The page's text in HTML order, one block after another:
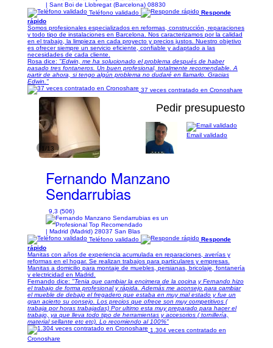
| Sant Boi de Llobregat (Barcelona) 08830
Teléfono validado
Responde
rápido
Somos profesionales especializados en reformas, construcción, reparaciones
y todo tipo de instalaciones en Barcelona. Nos caracterizamos por la calidad
en el trabajo, la limpieza en cada proyecto y precios justos. Nuestro objetivo
es ofrecer siempre un servicio eficiente, confiable y adaptado a las
necesidades de cada cliente.
Rosa dice: "Edwin, me ha solucionado el problema después de haber
pasado tres fontaneros. Un buen profesional, totalmente recomendable. A
partir de ahora, si tengo algún problema no dudaré en llamarlo. Gracias
Edwin."
37 veces contratado en Cronoshare
1/13
Pedir presupuesto
Fernando Manzano
Sendarrubias
9,3 (506)
| Madrid (Madrid) 28037 San Blas
Email validado
Teléfono validado
Responde
rápido
Manitas con años de experiencia acumulada en reparaciones, averías y
reformas en el hogar. Se realizan trabajos para particulares y empresas.
Manitas a domicilio para montaje de muebles, persianas, bricolaje, fontanería
y electricidad en Madrid.
Fernando dice: "Tenia que cambiar la encimera de la cocina y Fernando hizo
el trabajo de forma profesional y rápida. Además me aconsejo para cambiar
el mueble de debajo el fregadero que estaba en muy mal estado y fue un
gran acierto su consejo. Los precios que ofrece son muy competitivos (
trabaja por horas trabajadas) Por ultimo esta muy preparado para hacer el
trabajo, ya que lleva todo tipo de herramientas y accesorios ( tornillería,
material sellante etc etc). Lo recomiendo al 100%"
1.304 veces contratado en
Cronoshare